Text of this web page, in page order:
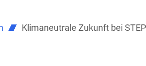
Klimaneutrale Zukunft bei